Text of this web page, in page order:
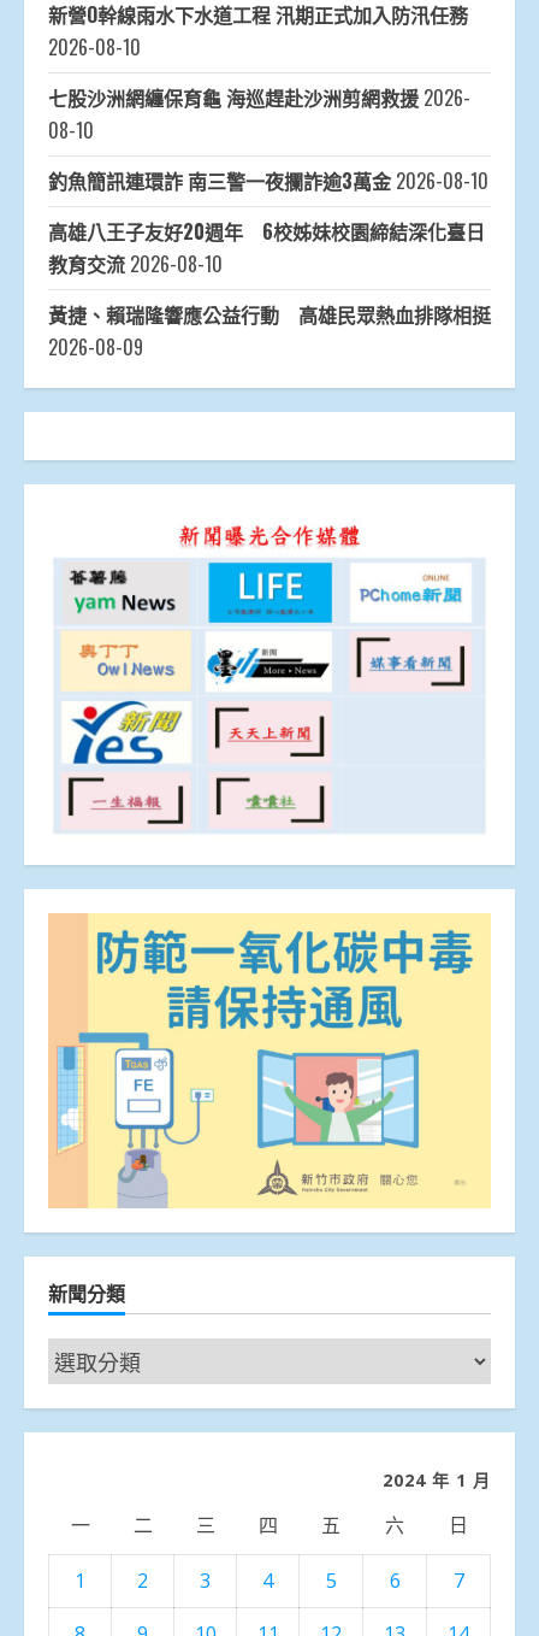
新營O幹線雨水下水道工程 汛期正式加入防汛任務
2026-08-10
七股沙洲網纏保育龜 海巡趕赴沙洲剪網救援 2026-
08-10
釣魚簡訊連環詐 南三警一夜攔詐逾3萬金 2026-08-10
高雄八王子友好20週年 6校姊妹校園締結深化臺日
教育交流 2026-08-10
黃捷、賴瑞隆響應公益行動 高雄民眾熱血排隊相挺
2026-08-09
新聞分類
新
聞
分
2024 年 1 月
一 二 三 四 五 六 日
1 2 3 4 5 6
7